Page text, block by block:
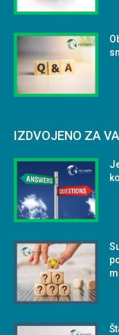
IZDVOJENO ZA